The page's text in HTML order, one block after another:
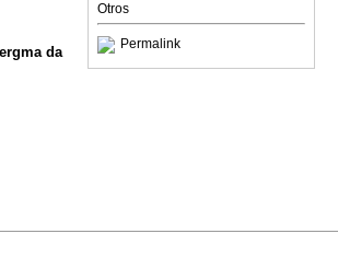
Otros
Permalink
da